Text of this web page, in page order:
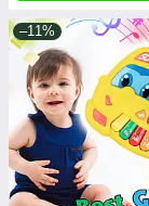
–11%